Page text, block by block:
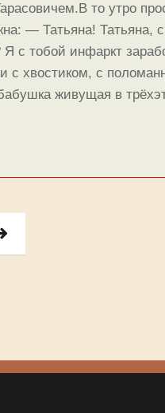
то утро
— Татьяна!
с тобой инфаркт
с хвостиком, с
живущая в
СТРАНИЦА